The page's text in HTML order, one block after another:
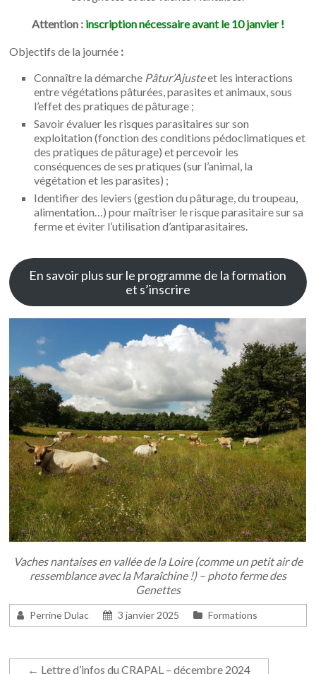
Attention : inscription nécessaire avant le 10 janvier !
Objectifs de la journée :
Connaître la démarche Pâtur’Ajusteet les interactions
entre végétations pâturées, parasites et animaux, sous
l’effet des pratiques de pâturage ;
Savoir évaluer les risques parasitaires sur son
exploitation (fonction des conditions pédoclimatiques et
des pratiques de pâturage) et percevoir les
conséquences de ses pratiques (sur l’animal, la
végétation et les parasites) ;
Identifier des leviers (gestion du pâturage, du troupeau,
alimentation…) pour maîtriser le risque parasitaire sur sa
ferme et éviter l’utilisation d’antiparasitaires.
En savoir plus sur le programme de la formation
et s’inscrire
Vaches nantaises en vallée de la Loire (comme un petit air de
ressemblance avec la Maraîchine !) – photo ferme des
Genettes
Perrine Dulac 3 janvier 2025 Formations
← Lettre d’infos du CRAPAL – décembre 2024